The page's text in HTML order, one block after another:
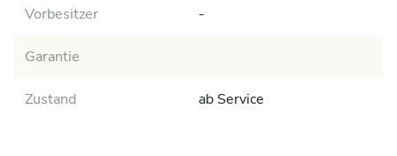
Vorbesitzer -
Garantie
Zustand ab Service